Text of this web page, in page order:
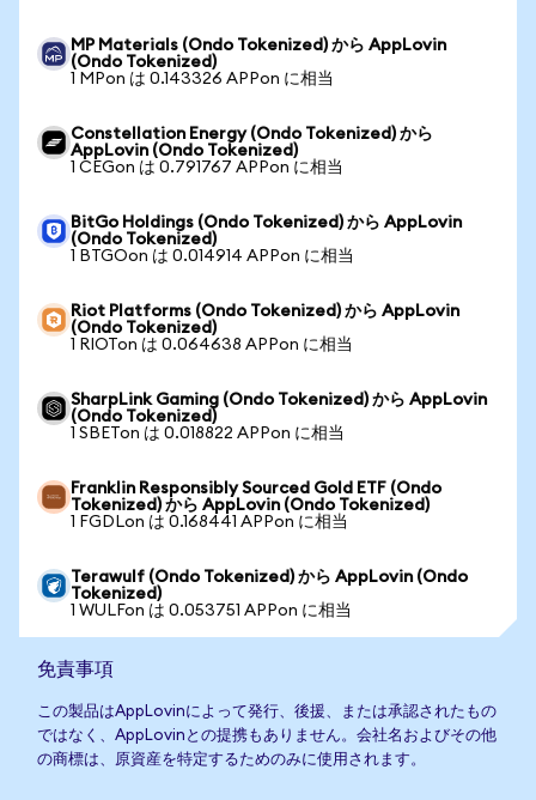
MP Materials (Ondo Tokenized) から AppLovin
(Ondo Tokenized)
1 MPon は 0.143326 APPon に相当
Constellation Energy (Ondo Tokenized) から
AppLovin (Ondo Tokenized)
1 CEGon は 0.791767 APPon に相当
BitGo Holdings (Ondo Tokenized) から AppLovin
(Ondo Tokenized)
1 BTGOon は 0.014914 APPon に相当
Riot Platforms (Ondo Tokenized) から AppLovin
(Ondo Tokenized)
1 RIOTon は 0.064638 APPon に相当
SharpLink Gaming (Ondo Tokenized) から AppLovin
(Ondo Tokenized)
1 SBETon は 0.018822 APPon に相当
Franklin Responsibly Sourced Gold ETF (Ondo
Tokenized) から AppLovin (Ondo Tokenized)
1 FGDLon は 0.168441 APPon に相当
Terawulf (Ondo Tokenized) から AppLovin (Ondo
Tokenized)
1 WULFon は 0.053751 APPon に相当
免責事項
この製品はAppLovinによって発行、後援、または承認されたもの
ではなく、AppLovinとの提携もありません。会社名およびその他
の商標は、原資産を特定するためのみに使用されます。